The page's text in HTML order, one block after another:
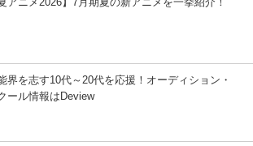
界を志す10代～20代を応援！オーディション・
ール情報はDeview